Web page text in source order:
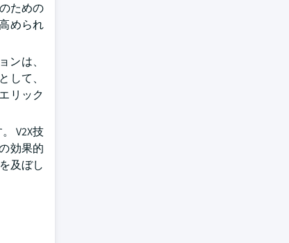
ための
められ
ンは、
して、
リック
V2X技
効果的
及ぼし